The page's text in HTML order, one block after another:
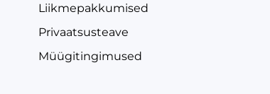
Liikmepakkumised
Privaatsusteave
Müügitingimused